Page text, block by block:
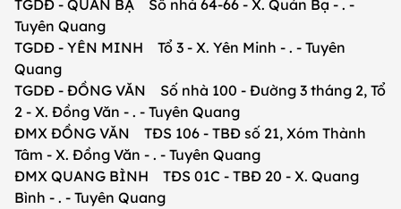
TGDĐ - QUẢN BẠ Số nhà 64-66 - X. Quản Bạ - . -
Tuyên Quang
TGDĐ - YÊN MINH Tổ 3 - X. Yên Minh - . - Tuyên
Quang
TGDĐ - ĐỒNG VĂN Số nhà 100 - Đường 3 tháng 2, Tổ
2 - X. Đồng Văn - . - Tuyên Quang
ĐMX ĐỒNG VĂN TĐS 106 - TBĐ số 21, Xóm Thành
Tâm - X. Đồng Văn - . - Tuyên Quang
ĐMX QUANG BÌNH TĐS 01C - TBĐ 20 - X. Quang
Bình - . - Tuyên Quang